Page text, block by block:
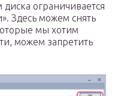
ограничивается
Здесь можем снять
мы хотим
можем запретить